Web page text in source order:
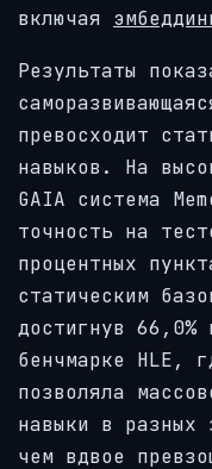
включая
Результаты
превосходит
навыков. На
GAIA система
точность на
процентных
статическим
достигнув
бенчмарке HLE,
позволяла
навыки в разных
чем вдвое